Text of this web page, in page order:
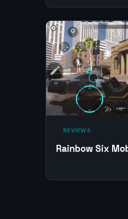
‎ REVIEWS‎
Rainbow Six